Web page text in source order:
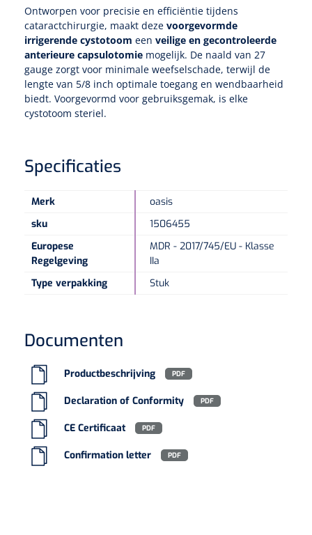
Opties
Spleetlamp
Speculaire Microscopen
Lasers
Ontworpen voor precisie en efficiëntie tijdens
cataractchirurgie, maakt deze voorgevormde
irrigerende cystotoom een veilige en gecontroleerde
anterieure capsulotomie mogelijk. De naald van 27
gauge zorgt voor minimale weefselschade, terwijl de
lengte van 5/8 inch optimale toegang en wendbaarheid
biedt. Voorgevormd voor gebruiksgemak, is elke
cystotoom steriel.
Specificaties
Merk
oasis
sku
1506455
Europese
Regelgeving
MDR - 2017/745/EU - Klasse
IIa
Type verpakking
Stuk
Documenten
Productbeschrijving PDF
Declaration of Conformity PDF
CE Certificaat PDF
Confirmation letter PDF